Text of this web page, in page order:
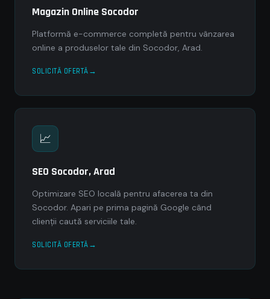
Magazin Online Socodor
Platformă e-commerce completă pentru vânzarea
online a produselor tale din Socodor, Arad.
SOLICITĂ OFERTĂ
📈
SEO Socodor, Arad
Optimizare SEO locală pentru afacerea ta din
Socodor. Apari pe prima pagină Google când
clienții caută serviciile tale.
SOLICITĂ OFERTĂ